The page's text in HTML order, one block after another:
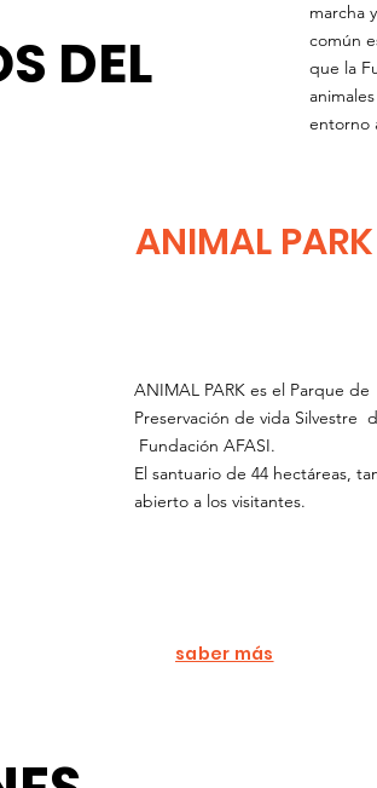
DEL
marcha
común
que la
entorno
ANIMAL PARK
ANIMAL PARK es el Parque de
Preservación de vida Silvestre
Fundación AFASI.
El santuario de 44 hectáreas,
abierto a los visitantes.
saber más